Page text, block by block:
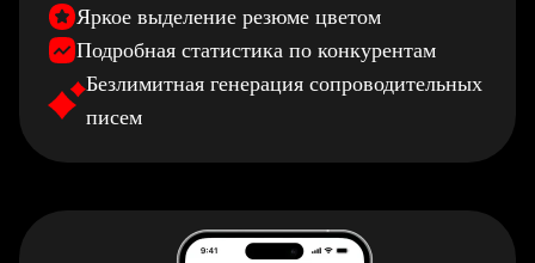
Яркое выделение резюме цветом
Подробная статистика по конкурентам
Безлимитная генерация сопроводительных
писем